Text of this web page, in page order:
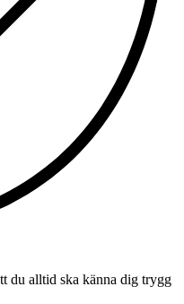
du alltid ska känna dig trygg